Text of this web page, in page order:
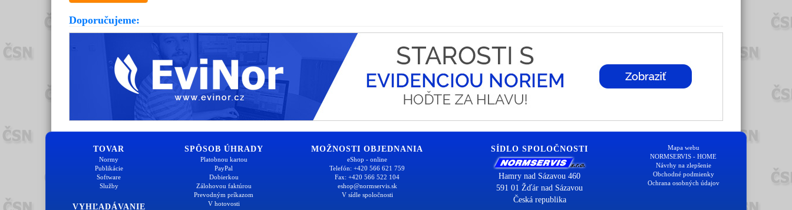
Doporučujeme:
TOVAR
Normy
Publikácie
Software
Služby
VYHĽADÁVANIE
SPÔSOB ÚHRADY
Platobnou kartou
PayPal
Dobierkou
Zálohovou faktúrou
Prevodným príkazom
V hotovosti
MOŽNOSTI OBJEDNANIA
eShop - online
Telefón: +420 566 621 759
Fax: +420 566 522 104
eshop@normservis.sk
V sídle spoločnosti
SÍDLO SPOLOČNOSTI
Hamry nad Sázavou 460
591 01 Žďár nad Sázavou
Česká republika
Mapa webu
NORMSERVIS - HOME
Návrhy na zlepšenie
Obchodné podmienky
Ochrana osobných údajov